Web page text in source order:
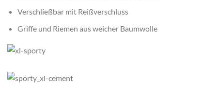
Verschließbar mit Reißverschluss
Griffe und Riemen aus weicher Baumwolle